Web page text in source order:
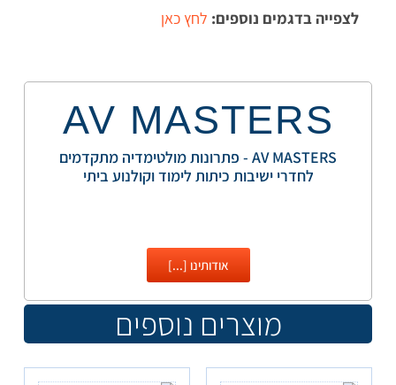
לצפייה בדגמים נוספים: לחץ כאן
AV MASTERS
AV MASTERS - פתרונות מולטימדיה מתקדמים
לחדרי ישיבות כיתות לימוד וקולנוע ביתי
אודותינו [...]
מוצרים נוספים